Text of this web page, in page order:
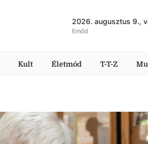
2026. augusztus 9.,
Emőd
Kult Életmód T-T-Z